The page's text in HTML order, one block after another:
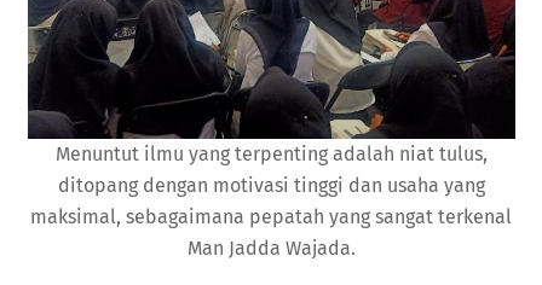
Menuntut ilmu yang terpenting adalah niat tulus,
ditopang dengan motivasi tinggi dan usaha yang
maksimal, sebagaimana pepatah yang sangat terkenal
Man Jadda Wajada.